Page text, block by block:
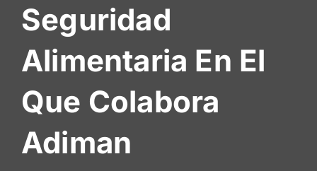
Area
Socios
Seguridad
Alimentaria En El
Que Colabora
Adiman